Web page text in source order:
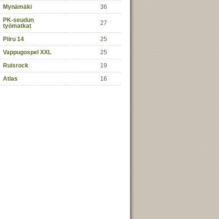
Mynämäki 36
PK-seudun
työmatkat
27
Piiru 14
25
Vappugospel XXL
25
Ruisrock
19
Atlas 16